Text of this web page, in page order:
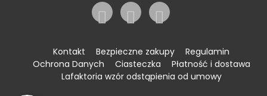
Kontakt Bezpieczne zakupy
Regulamin
Ochrona Danych
Ciasteczka
Płatność i dostawa
Lafaktoria wzór odstąpienia od umowy